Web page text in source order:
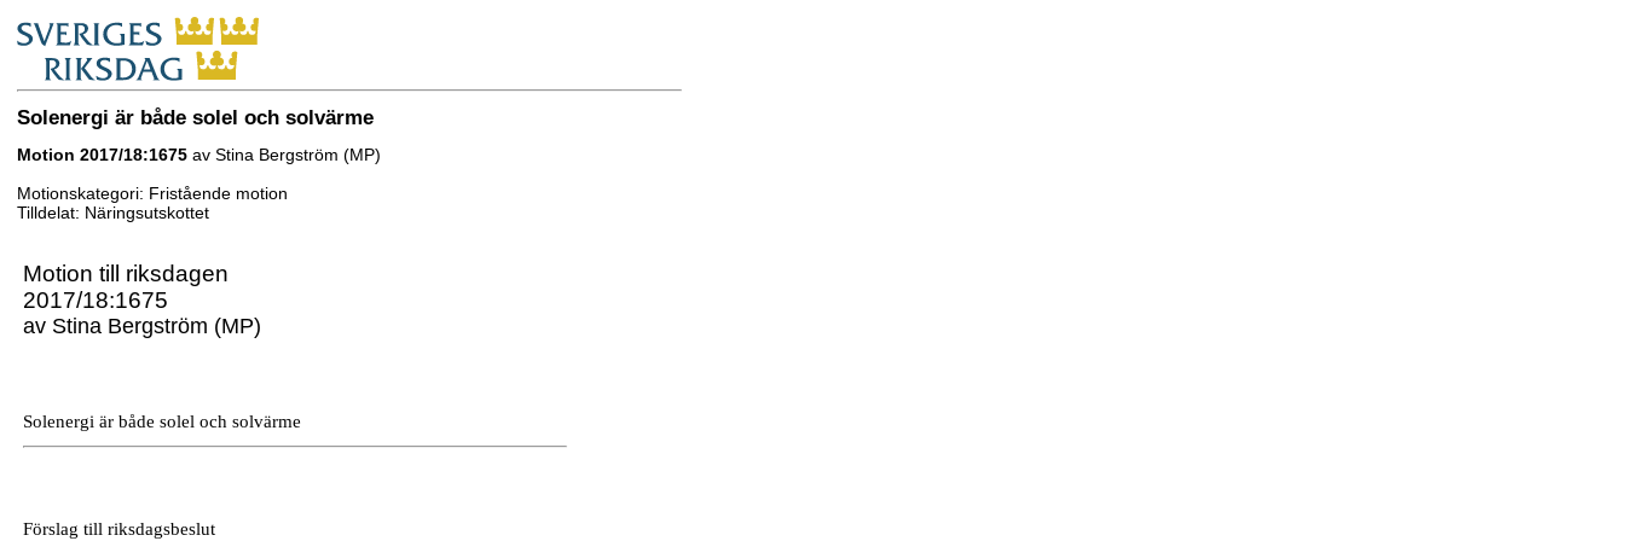
Solenergi är både solel och solvärme
Motion 2017/18:1675 av Stina Bergström (MP)
Motionskategori: Fristående motion
Tilldelat: Näringsutskottet
Motion till riksdagen
2017/18:1675
av Stina Bergström (MP)
Solenergi är både solel och solvärme
Förslag till riksdagsbeslut